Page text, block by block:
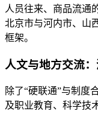
人员往来、商品流通
北京市与河内市、山
框架。
人文与地方交流
除了“硬联通”与制度
及职业教育、科学技